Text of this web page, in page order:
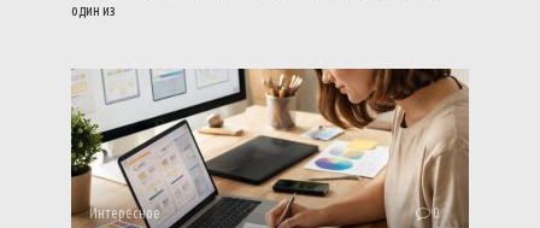
один из
Интересное 0